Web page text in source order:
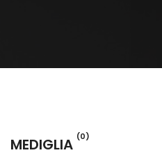
MEDIGLIA (0)